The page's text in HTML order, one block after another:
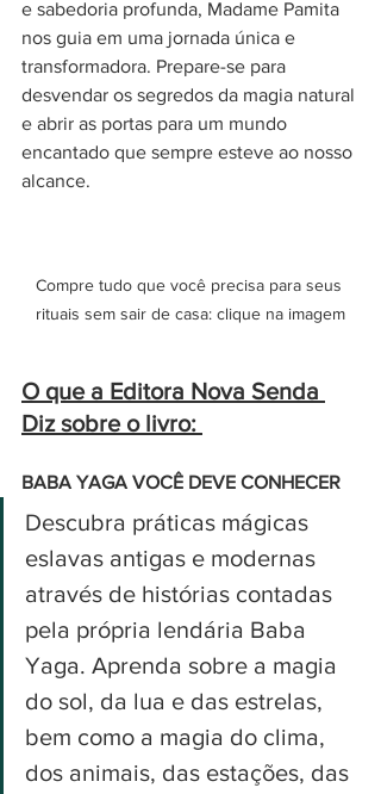
e sabedoria profunda, Madame Pamita
nos guia em uma jornada única e
transformadora. Prepare-se para
desvendar os segredos da magia natural
e abrir as portas para um mundo
encantado que sempre esteve ao nosso
alcance.
Compre tudo que você precisa para seus
rituais sem sair de casa: clique na imagem
O que a Editora Nova Senda
Diz sobre o livro:
BABA YAGA VOCÊ DEVE CONHECER
Descubra práticas mágicas
eslavas antigas e modernas
através de histórias contadas
pela própria lendária Baba
Yaga. Aprenda sobre a magia
do sol, da lua e das estrelas,
bem como a magia do clima,
dos animais, das estações, das